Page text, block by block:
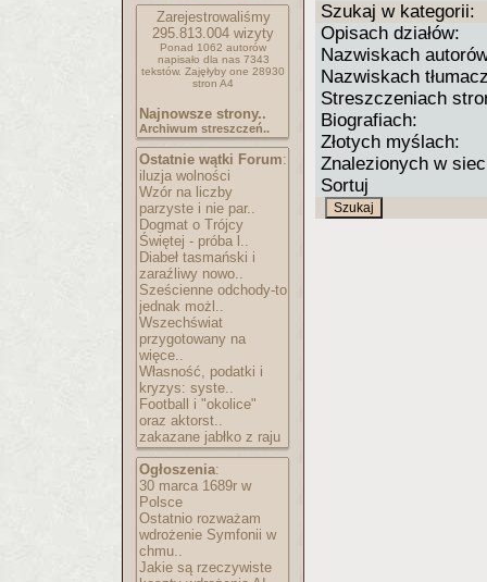
Zarejestrowaliśmy
295.813.004 wizyty
Ponad 1062 autorów
napisało dla nas 7343
tekstów. Zajęłyby one 28930
stron A4
Najnowsze strony..
Archiwum streszczeń..
Ostatnie wątki Forum:
iluzja wolności
Wzór na liczby
parzyste i nie par..
Dogmat o Trójcy
Świętej - próba l..
Diabeł tasmański i
zaraźliwy nowo..
Sześcienne odchody-to
jednak możl..
Wszechświat
przygotowany na
więce..
Własność, podatki i
kryzys: syste..
Football i "okolice"
oraz aktorst..
zakazane jabłko z raju
Ogłoszenia:
30 marca 1689r w
Polsce
Ostatnio rozważam
wdrożenie Symfonii w
chmu..
Jakie są rzeczywiste
Szukaj w kategorii:
Opisach działów:
Nazwiskach
Nazwiskach
Streszczeniach
Biografiach:
Złotych myślach:
Znalezionych w
Sortuj